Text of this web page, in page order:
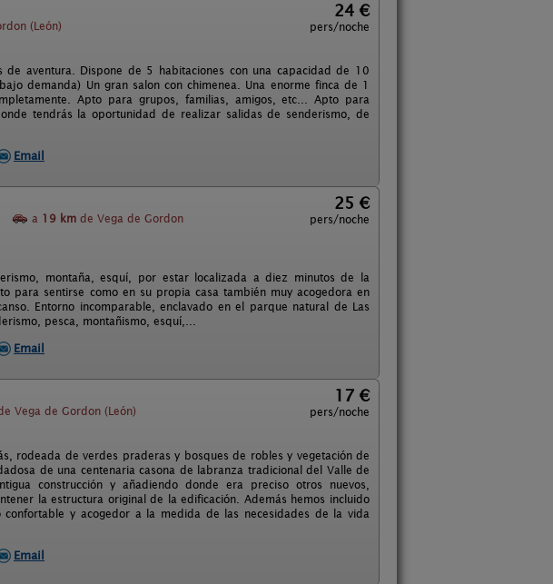
(León)
24 €
pers/noche
aventura. Dispone de 5 habitaciones con una capacidad de 10
demanda) Un gran salon con chimenea. Una enorme finca de 1
Apto para grupos, familias, amigos, etc... Apto para
tendrás la oportunidad de realizar salidas de senderismo, de
Email
a 19 km de Vega de Gordon
25 €
pers/noche
montaña, esquí, por estar localizada a diez minutos de la
para sentirse como en su propia casa también muy acogedora en
Entorno incomparable, enclavado en el parque natural de Las
pesca, montañismo, esquí,...
Email
Vega de Gordon (León)
17 €
pers/noche
rodeada de verdes praderas y bosques de robles y vegetación de
de una centenaria casona de labranza tradicional del Valle de
construcción y añadiendo donde era preciso otros nuevos,
la estructura original de la edificación. Además hemos incluido
y acogedor a la medida de las necesidades de la vida
Email